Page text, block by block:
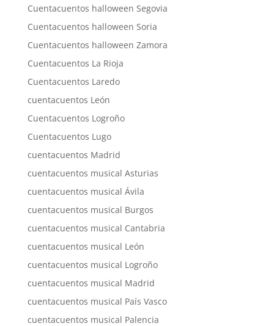
Cuentacuentos halloween Segovia
Cuentacuentos halloween Soria
Cuentacuentos halloween Zamora
Cuentacuentos La Rioja
Cuentacuentos Laredo
cuentacuentos León
Cuentacuentos Logroño
Cuentacuentos Lugo
cuentacuentos Madrid
cuentacuentos musical Asturias
cuentacuentos musical Ávila
cuentacuentos musical Burgos
cuentacuentos musical Cantabria
cuentacuentos musical León
cuentacuentos musical Logroño
cuentacuentos musical Madrid
cuentacuentos musical País Vasco
cuentacuentos musical Palencia